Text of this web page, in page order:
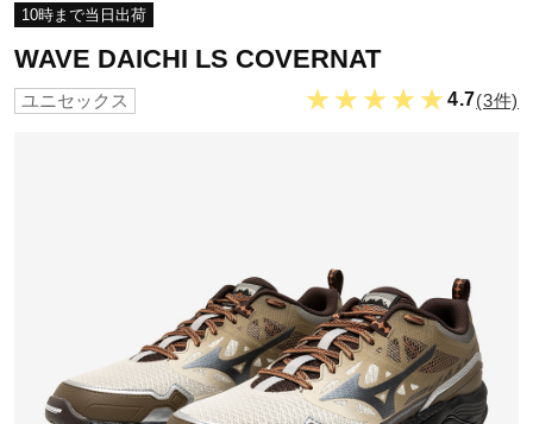
ライフスタイルウエア
ランニング
野球
10時まで当日出荷
WAVE DAICHI LS COVERNAT
ユニセックス ★★★★★ 4.7(3件)